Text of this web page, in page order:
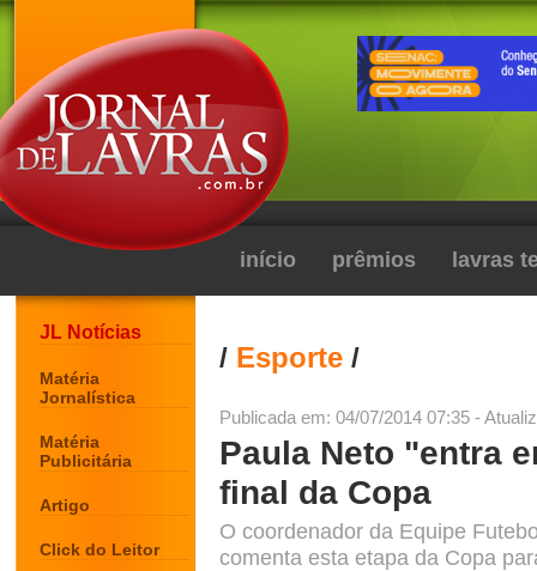
início prêmios lavras
JL Notícias
Matéria
Jornalística
Matéria
Publicitária
Artigo
Click do Leitor
/ Esporte /
Publicada em: 04/07/2014 07:35 -
Paula Neto "entra
final da Copa
O coordenador da Equipe
comenta esta etapa da Copa